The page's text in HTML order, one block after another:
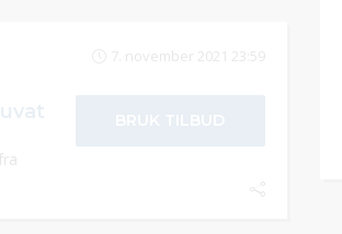
7. november 2021 23:59